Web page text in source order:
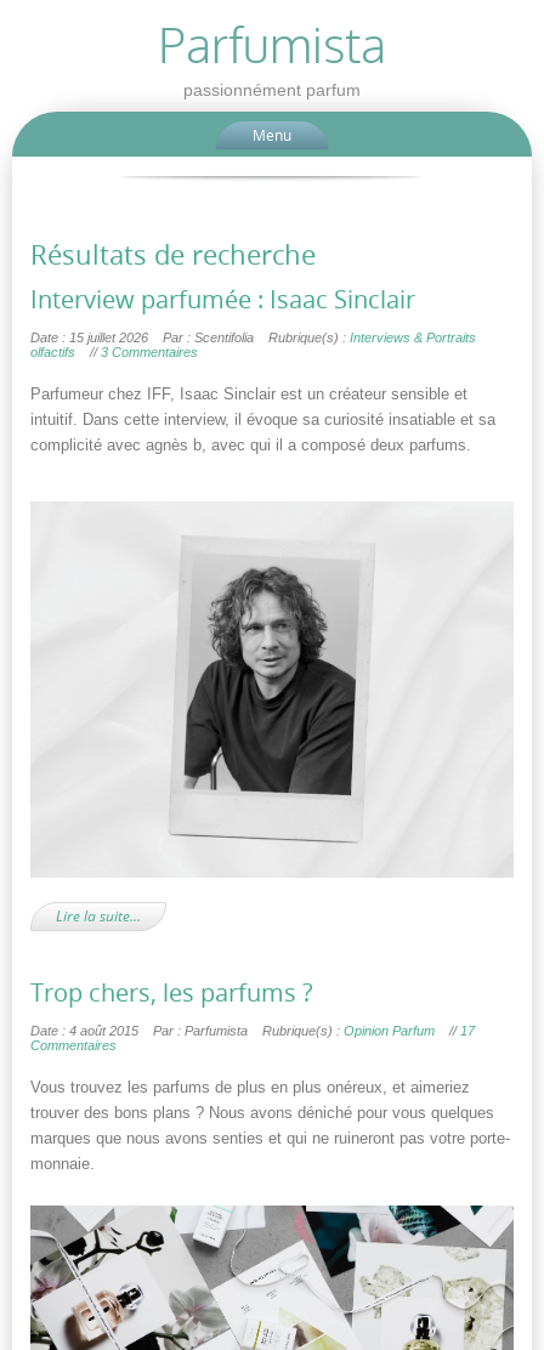
Parfumista
passionnément parfum
Menu
Résultats de recherche
Interview parfumée : Isaac Sinclair
Date : 15 juillet 2026 Par : Scentifolia Rubrique(s) : Interviews & Portraits
olfactifs
//3 Commentaires
Parfumeur chez IFF, Isaac Sinclair est un créateur sensible et
intuitif. Dans cette interview, il évoque sa curiosité insatiable et sa
complicité avec agnès b, avec qui il a composé deux parfums.
Lire la suite…
Trop chers, les parfums ?
Date : 4 août 2015 Par : Parfumista Rubrique(s) : Opinion Parfum //17
Commentaires
Vous trouvez les parfums de plus en plus onéreux, et aimeriez
trouver des bons plans ? Nous avons déniché pour vous quelques
marques que nous avons senties et qui ne ruineront pas votre porte-
monnaie.